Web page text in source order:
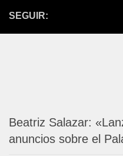
SEGUIR:
Beatriz Salazar:
anuncios sobre el